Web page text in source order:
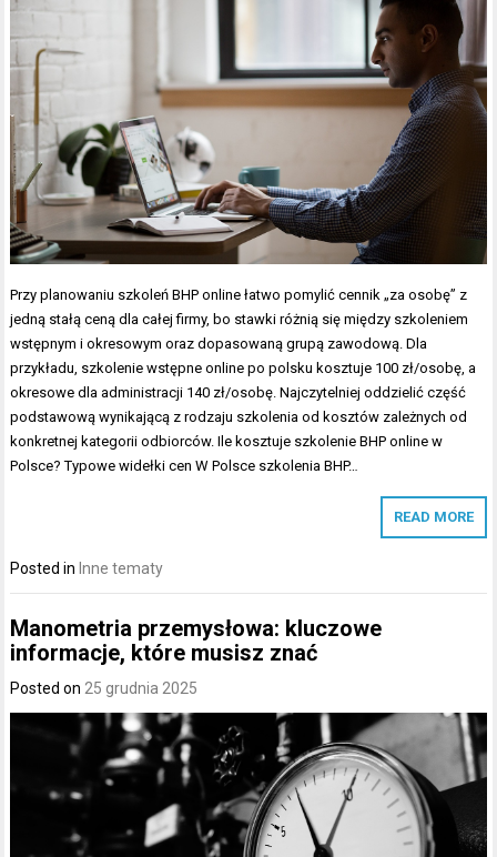
Przy planowaniu szkoleń BHP online łatwo pomylić cennik „za osobę” z
jedną stałą ceną dla całej firmy, bo stawki różnią się między szkoleniem
wstępnym i okresowym oraz dopasowaną grupą zawodową. Dla
przykładu, szkolenie wstępne online po polsku kosztuje 100 zł/osobę, a
okresowe dla administracji 140 zł/osobę. Najczytelniej oddzielić część
podstawową wynikającą z rodzaju szkolenia od kosztów zależnych od
konkretnej kategorii odbiorców. Ile kosztuje szkolenie BHP online w
Polsce? Typowe widełki cen W Polsce szkolenia BHP…
READ MORE
Posted in Inne tematy
Manometria przemysłowa: kluczowe
informacje, które musisz znać
Posted on 25 grudnia 2025